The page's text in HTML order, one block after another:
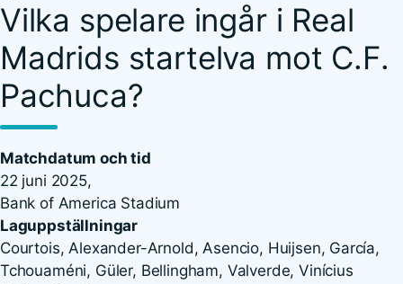
Vilka spelare ingår i Real
Madrids startelva mot C.F.
Pachuca?
Matchdatum och tid
22 juni 2025,
Bank of America Stadium
Laguppställningar
Courtois, Alexander-Arnold, Asencio, Huijsen, García,
Tchouaméni, Güler, Bellingham, Valverde, Vinícius